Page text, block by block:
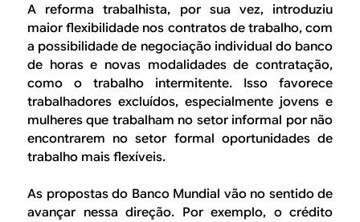
A reforma trabalhista, por sua vez, introduziu
maior flexibilidade nos contratos de trabalho, com
a possibilidade de negociação individual do banco
de horas e novas modalidades de contratação,
como o trabalho intermitente. Isso favorece
trabalhadores excluídos, especialmente jovens e
mulheres que trabalham no setor informal por não
encontrarem no setor formal oportunidades de
trabalho mais flexíveis.
As propostas do Banco Mundial vão no sentido de
avançar nessa direção. Por exemplo, o crédito